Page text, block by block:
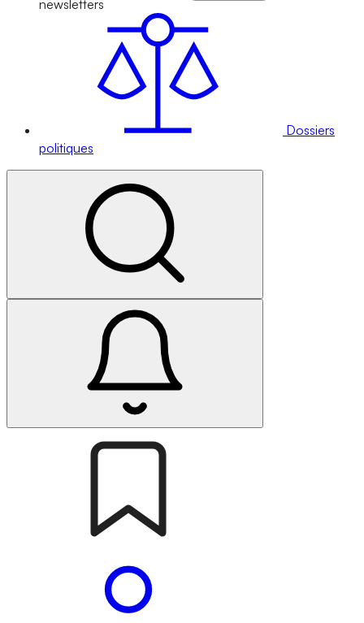
newsletters
Dossiers
politiques